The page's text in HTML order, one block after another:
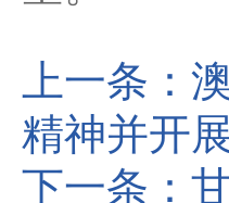
上一条：
精神并开
下一条：